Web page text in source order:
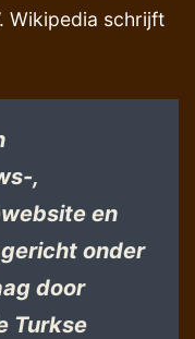
Wikipedia schrijft
,
en
onder
door
Turkse